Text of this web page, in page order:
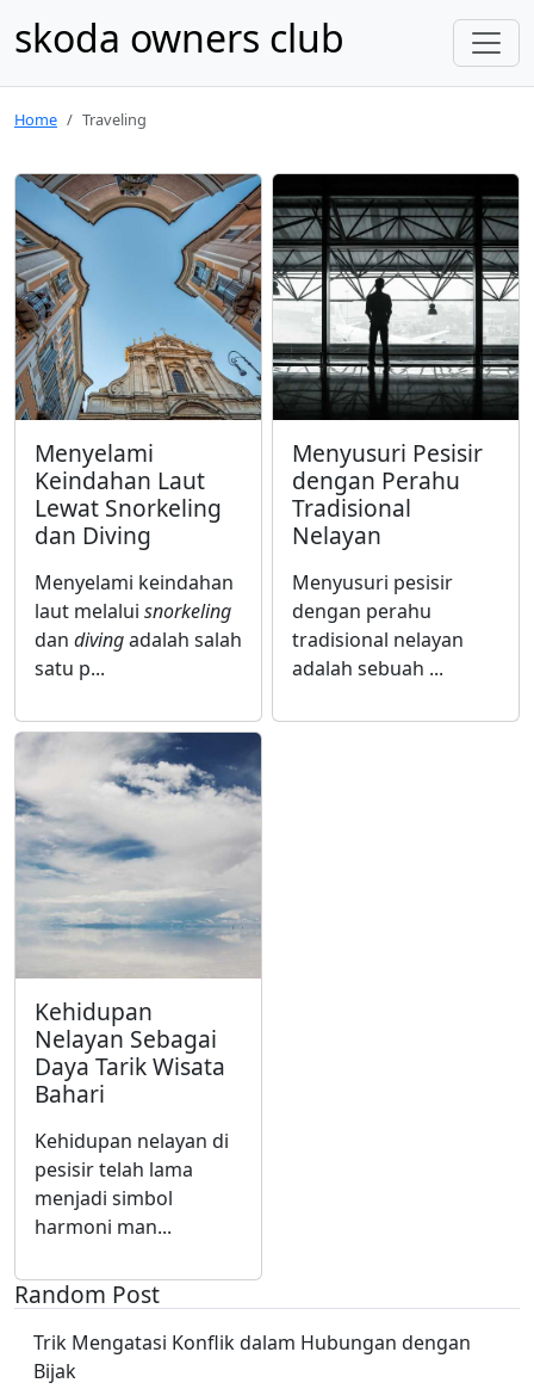
skoda owners club
Home Traveling
Menyelami
Keindahan Laut
Lewat Snorkeling
dan Diving
Menyelami keindahan
laut melalui snorkeling
dan divingadalah salah
satu p...
Menyusuri Pesisir
dengan Perahu
Tradisional
Nelayan
Menyusuri pesisir
dengan perahu
tradisional nelayan
adalah sebuah ...
Kehidupan
Nelayan Sebagai
Daya Tarik Wisata
Bahari
Kehidupan nelayan di
pesisir telah lama
menjadi simbol
harmoni man...
Random Post
Trik Mengatasi Konflik dalam Hubungan dengan
Bijak